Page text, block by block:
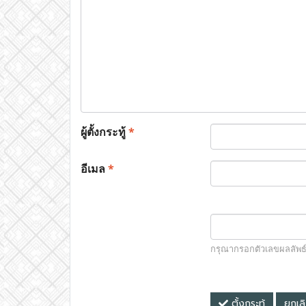
ผู้ตั้งกระทู้*
อีเมล*
กรุณากรอกตัวเลขผลลัพ